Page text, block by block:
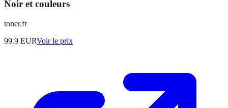
Noir et couleurs
toner.fr
99.9 EURVoir le prix